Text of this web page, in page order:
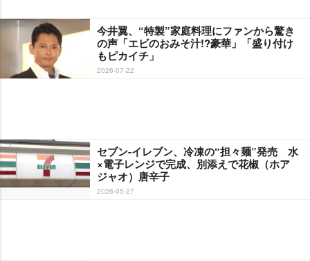
今井翼、“特製”家庭料理にファンから驚き
の声「エビのおみそ汁!?豪華」「盛り付け
もピカイチ」
2026-07-22
セブン-イレブン、冷凍の“担々麺”発売 水
×電子レンジで完成、別添えで花椒（ホア
ジャオ）唐辛子
2026-05-27